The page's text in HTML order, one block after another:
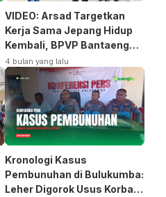
VIDEO: Arsad Targetkan
Kerja Sama Jepang Hidup
Kembali, BPVP Bantaeng
Siap Bangkitkan Jurusan
Otomotif
4 bulan yang lalu
Kronologi Kasus
Pembunuhan di Bulukumba:
Leher Digorok Usus Korban